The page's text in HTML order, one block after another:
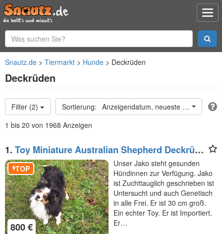
Snautz.de Tiermarkt Hunde Deckrüden
Deckrüden
Filter (2)
Anzeigendatum, neueste oben
1 bis 20 von 1968 Anzeigen
1. Toy Miniature Australian Shepherd Deckrüde
Import
800 €
TOP
Unser Jako steht gesunden
Hündinnen zur Verfügung. Jako
ist Zuchttauglich geschrieben ist
Untersucht und auch Genetisch
in alle Frei. Er ist 30 cm groß.
Ein echter Toy. Er ist Importiert.
Er…